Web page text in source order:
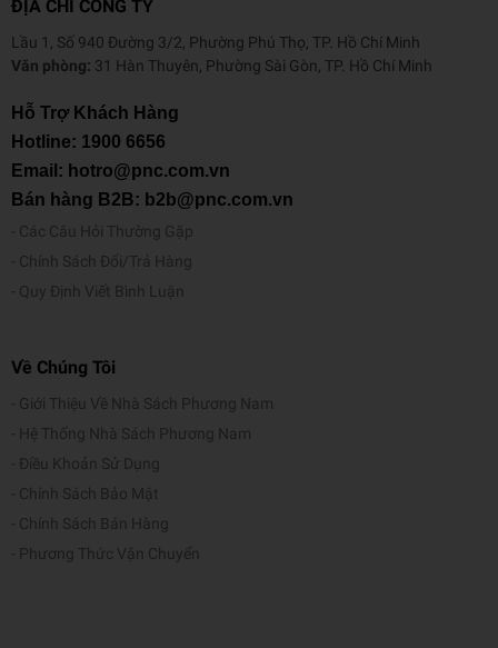
ĐỊA CHỈ CÔNG TY
Lầu 1, Số 940 Đường 3/2, Phường Phú Thọ, TP. Hồ Chí Minh
Văn phòng: 31 Hàn Thuyên, Phường Sài Gòn, TP. Hồ Chí Minh
Hỗ Trợ Khách Hàng
Hotline: 1900 6656
Email: hotro@pnc.com.vn
Bán hàng B2B: b2b@pnc.com.vn
Các Câu Hỏi Thường Gặp
Chính Sách Đổi/Trả Hàng
Quy Định Viết Bình Luận
Về Chúng Tôi
Giới Thiệu Về Nhà Sách Phương Nam
Hệ Thống Nhà Sách Phương Nam
Điều Khoản Sử Dụng
Chính Sách Bảo Mật
Chính Sách Bán Hàng
Phương Thức Vận Chuyển